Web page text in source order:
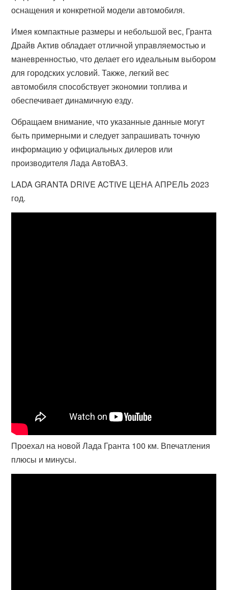
оснащения и конкретной модели автомобиля.
Имея компактные размеры и небольшой вес, Гранта
Драйв Актив обладает отличной управляемостью и
маневренностью, что делает его идеальным выбором
для городских условий. Также, легкий вес
автомобиля способствует экономии топлива и
обеспечивает динамичную езду.
Обращаем внимание, что указанные данные могут
быть примерными и следует запрашивать точную
информацию у официальных дилеров или
производителя Лада АвтоВАЗ.
LADA GRANTA DRIVE ACTIVE ЦЕНА АПРЕЛЬ 2023
год.
Проехал на новой Лада Гранта 100 км. Впечатления
плюсы и минусы.